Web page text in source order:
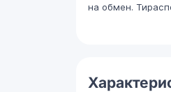
на обмен.